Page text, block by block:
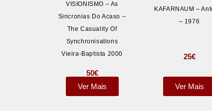
VISIONISMO – As
Sincronias Do Acaso –
The Casuality Of
Synchronisations
Vieira-Baptista 2000
50€
Ver Mais
KAFARNAUM –
– 1976
25€
Ver Mais